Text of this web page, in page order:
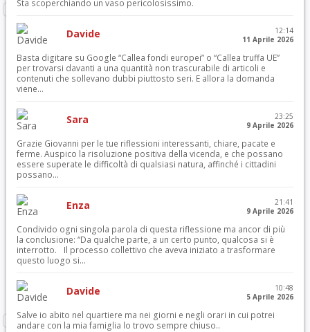
Sta scoperchiando un vaso pericolosissimo.
Davide
12:14
11 Aprile 2026
Basta digitare su Google “Callea fondi europei” o “Callea truffa UE”
per trovarsi davanti a una quantità non trascurabile di articoli e
contenuti che sollevano dubbi piuttosto seri. E allora la domanda
viene...
Sara
23:25
9 Aprile 2026
Grazie Giovanni per le tue riflessioni interessanti, chiare, pacate e
ferme. Auspico la risoluzione positiva della vicenda, e che possano
essere superate le difficoltà di qualsiasi natura, affinché i cittadini
possano...
Enza
21:41
9 Aprile 2026
Condivido ogni singola parola di questa riflessione ma ancor di più
la conclusione: “Da qualche parte, a un certo punto, qualcosa si è
interrotto. Il processo collettivo che aveva iniziato a trasformare
questo luogo si...
Davide
10:48
5 Aprile 2026
Salve io abito nel quartiere ma nei giorni e negli orari in cui potrei
andare con la mia famiglia lo trovo sempre chiuso..